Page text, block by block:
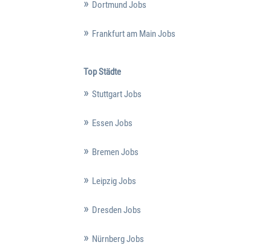
Dortmund Jobs
Frankfurt am Main Jobs
Top Städte
Stuttgart Jobs
Essen Jobs
Bremen Jobs
Leipzig Jobs
Dresden Jobs
Nürnberg Jobs